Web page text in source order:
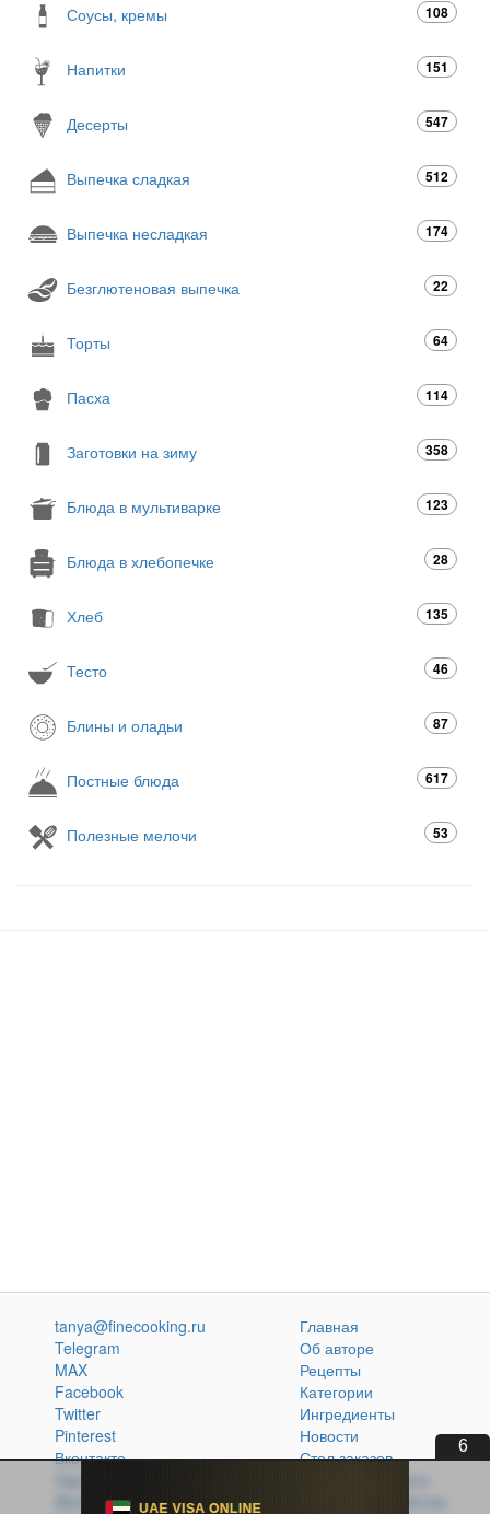
Соусы, кремы 108
Напитки 151
Десерты 547
Выпечка сладкая 512
Выпечка несладкая 174
Безглютеновая выпечка 22
Торты 64
Пасха 114
Заготовки на зиму 358
Блюда в мультиварке 123
Блюда в хлебопечке 28
Хлеб 135
Тесто 46
Блины и оладьи 87
Постные блюда 617
Полезные мелочи 53
5
tanya@finecooking.ru
Telegram
MAX
Facebook
Twitter
Pinterest
Вконтакте
Одноклассники
Главная
Об авторе
Рецепты
Категории
Ингредиенты
Новости
Стол заказов
Кулинарная книга
Политика обработки